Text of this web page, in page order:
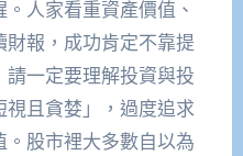
人家看重資產價值、
報，成功肯定不靠提
一定要理解投資與投
且貪婪」，過度追求
股市裡大多數自以為